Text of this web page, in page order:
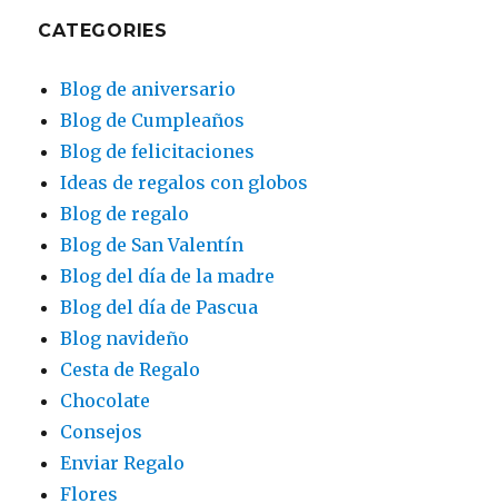
CATEGORIES
Blog de aniversario
Blog de Cumpleaños
Blog de felicitaciones
Ideas de regalos con globos
Blog de regalo
Blog de San Valentín
Blog del día de la madre
Blog del día de Pascua
Blog navideño
Cesta de Regalo
Chocolate
Consejos
Enviar Regalo
Flores